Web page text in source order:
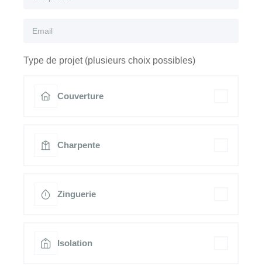
Type de projet (plusieurs choix possibles)
Couverture
Charpente
Zinguerie
Isolation